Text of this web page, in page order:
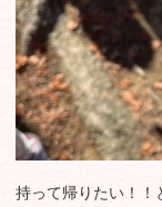
持って帰りたい！！